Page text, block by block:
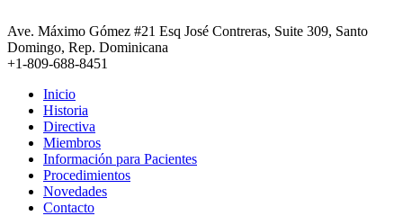
al
contenido
Ave. Máximo Gómez #21 Esq José Contreras, Suite 309, Santo
Domingo, Rep. Dominicana
+1-809-688-8451
Inicio
Historia
Directiva
Miembros
Información para Pacientes
Procedimientos
Novedades
Contacto